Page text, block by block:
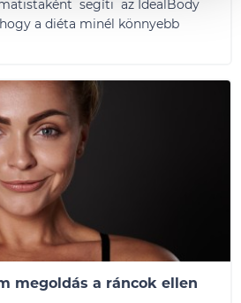
segíti az IdealBody
a diéta minél könnyebb
megoldás a ráncok ellen